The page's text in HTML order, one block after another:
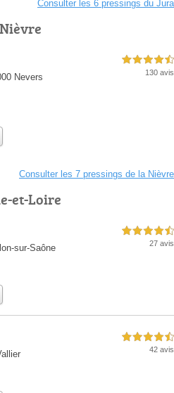
Consulter les 6 pressings du Jura
Nevers
4,5 étoiles sur 5
130 avis
Consulter les 7 pressings de la Nièvre
et-Loire
sur-Saône
4,5 étoiles sur 5
27 avis
4,5 étoiles sur 5
42 avis